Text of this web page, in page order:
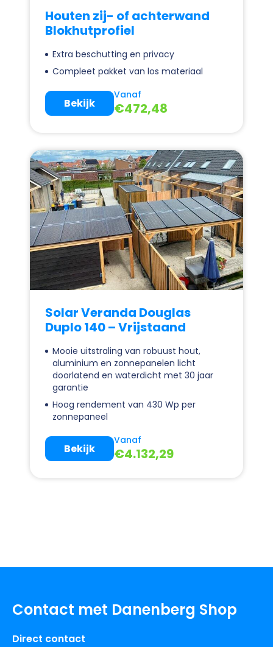
Houten zij- of achterwand
Blokhutprofiel
Extra beschutting en privacy
Compleet pakket van los materiaal
Vanaf
€472,48
Bekijk
Solar Veranda Douglas
Duplo 140 – Vrijstaand
Mooie uitstraling van robuust hout,
aluminium en zonnepanelen licht
doorlatend en waterdicht met 30 jaar
garantie
Hoog rendement van 430 Wp per
zonnepaneel
Vanaf
€4.132,29
Bekijk
Contact met Danenberg Shop
Direct contact